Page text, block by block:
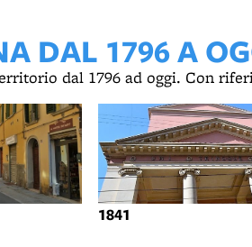
DAL 1796 A
dal 1796 ad oggi. Con
1841